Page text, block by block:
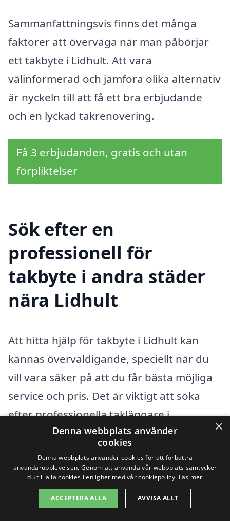
Sammanfattningsvis finns det många
faktorer att överväga när man påbörjar
ett takbyte i Lidhult. Att vara
välinformerad och jämföra olika alternativ
är nyckeln till att få ett bra erbjudande
och en lyckad takrenovering.
Få 3 erbjudanden, gratis och utan
förpliktelser
Sök efter en
professionell för
takbyte i andra städer
nära Lidhult
Att hitta hjälp för takbyte i Lidhult kan
kännas överväldigande, speciellt när du
vill vara säker på att du får bästa möjliga
service och pris. Det är viktigt att söka
efter professionella takläggare i
närområdet för att säkerställa att ditt
Genom att använda takbyte-pris.se kan
du enkelt få flera offerter från olika
företag, vilket gör att du kan jämföra
×
Denna webbplats använder
cookies
Denna webbplats använder cookies för att förbättra
användarupplevelsen. Genom att använda vår webbplats samtycker
du till alla cookies i enlighet med vår cookiepolicy. Läs mer
ACCEPTERA ALLA AVVISA ALLT